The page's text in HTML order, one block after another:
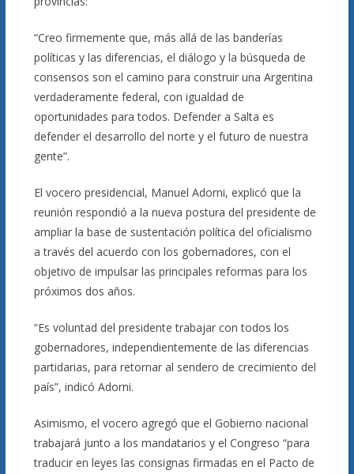
“Creo firmemente que, más allá de las banderías
políticas y las diferencias, el diálogo y la búsqueda de
consensos son el camino para construir una Argentina
verdaderamente federal, con igualdad de
oportunidades para todos. Defender a Salta es
defender el desarrollo del norte y el futuro de nuestra
gente”.
El vocero presidencial, Manuel Adorni, explicó que la
reunión respondió a la nueva postura del presidente de
ampliar la base de sustentación política del oficialismo
a través del acuerdo con los gobernadores, con el
objetivo de impulsar las principales reformas para los
próximos dos años.
“Es voluntad del presidente trabajar con todos los
gobernadores, independientemente de las diferencias
partidarias, para retornar al sendero de crecimiento del
país”, indicó Adorni.
Asimismo, el vocero agregó que el Gobierno nacional
trabajará junto a los mandatarios y el Congreso “para
traducir en leyes las consignas firmadas en el Pacto de